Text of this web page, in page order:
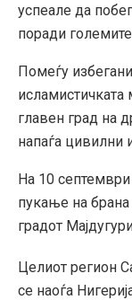
успеале да
поради
Помеѓу
исламистичката
главен град на
напаѓа цивилни
На 10
пукање на
градот
Целиот регион
се наоѓа